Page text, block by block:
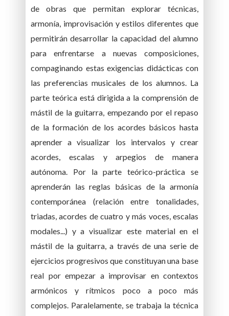
de obras que permitan explorar técnicas,
armonía, improvisación y estilos diferentes que
permitirán desarrollar la capacidad del alumno
para enfrentarse a nuevas composiciones,
compaginando estas exigencias didácticas con
las preferencias musicales de los alumnos. La
parte teórica está dirigida a la comprensión de
mástil de la guitarra, empezando por el repaso
de la formación de los acordes básicos hasta
aprender a visualizar los intervalos y crear
acordes, escalas y arpegios de manera
autónoma. Por la parte teórico-práctica se
aprenderán las reglas básicas de la armonía
contemporánea (relación entre tonalidades,
triadas, acordes de cuatro y más voces, escalas
modales...) y a visualizar este material en el
mástil de la guitarra, a través de una serie de
ejercicios progresivos que constituyan una base
real por empezar a improvisar en contextos
armónicos y rítmicos poco a poco más
complejos. Paralelamente, se trabaja la técnica